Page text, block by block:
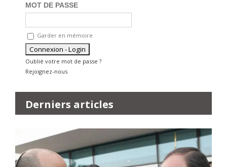
MOT DE PASSE
Garder en mémoire
Oublié votre mot de passe ?
Rejoignez-nous
Derniers articles